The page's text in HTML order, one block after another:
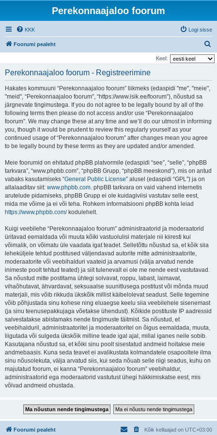
Perekonnaajaloo foorum
KKK Logi sisse
Foorumi pealeht
t
Keel:
Perekonnaajaloo foorum - Registreerimine
Hakates kommuuni “Perekonnaajaloo foorum” liikmeks (edaspidi "me", "meie",
"meid", “Perekonnaajaloo foorum”, “https://www.isik.ee/foorum”), nõustud sa
järgnevate tingimustega. If you do not agree to be legally bound by all of the
following terms then please do not access and/or use “Perekonnaajaloo
foorum”. We may change these at any time and we’ll do our utmost in informing
you, though it would be prudent to review this regularly yourself as your
continued usage of “Perekonnaajaloo foorum” after changes mean you agree
to be legally bound by these terms as they are updated and/or amended.
Meie foorumid on ehitatud phpBB platvormile (edaspidi “see”, “selle”, “phpBB
tarkvara”, “www.phpbb.com”, “phpBB Grupp, “phpBB meeskond”), mis on antud
vabaks kasutamiseks “General Public License” alusel (edaspidi “GPL”) ja on
allalaaditav siit: www.phpbb.com. phpBB tarkvara on vaid vahend internetis
arutelude pidamiseks, phpBB Grupp ei ole kuidagiviisi vastutav selle eest,
mida me võime ja ei või teha. Rohkem informatsiooni phpBB kohta leiad
https://www.phpbb.com/kodulehelt.
Kuigi veebilehe “Perekonnaajaloo foorum” administraatorid ja moderaatorid
üritavad eemaldada või muuta kõiki vastuolulisi materjale nii kiiresti kui
võimalik, on võimatu üle vaadata igat teadet. Selletõttu nõustud sa, et kõik siia
leheküljele tehtud postitused väljendavad autorite mitte administraatorite,
moderaatorite või veebihalduri vaateid ja arvamusi (välja arvatud nende
inimeste poolt tehtud teated) ja siit tulenevalt ei ole me nende eest vastutavad.
Sa nõustud mitte postitama ühtegi solvavat, roppu, labast, laimavat,
vihaõhutavat, ähvardavat, seksuaalse suunitlusega postitust või mõnda muud
materjali, mis võib rikkuda ükskõik millist käibelolevat seadust. Selle tegemine
võib põhjustada sinu kohese ning eluaegse keelu siia veebilehele sisenemast
(ja sinu teenusepakkujaga võetakse ühendust). Kõikide postituste IP aadressid
salvestatakse abistamaks nende tingimuste täitmist. Sa nõustud, et
veebihalduril, administraatoritel ja moderaatoritel on õigus eemaldada, muuta,
liigutada või sulgeda ükskõik milline teade igal ajal, millal iganes neile sobib.
Kasutajana nõustud sa, et kõiki sinu poolt sisestatud andmeid hoitakse meie
andmebaasis. Kuna seda teavet ei avalikustata kolmandatele osapooltele ilma
sinu nõusolekuta, välja arvatud siis, kui seda nõuab selle riigi seadus, kuhu on
majutatud foorum, ei kanna “Perekonnaajaloo foorum” veebihaldur,
administraatorid ega moderaatorid vastutust ühegi häkkimiskatse eest, mis
võivad andmeid ohustada.
Foorumi pealeht Kõik kellaajad on UTC+03:00